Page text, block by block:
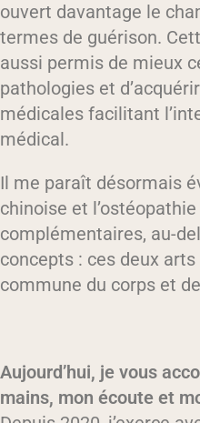
ouvert davantage le
termes de guérison.
aussi permis de mieux
pathologies et
médicales facilitant
médical.
Il me paraît désormais
chinoise et
complémentaires, au-
concepts : ces deux
commune du corps et
Aujourd’hui, je vous
mains, mon écoute et